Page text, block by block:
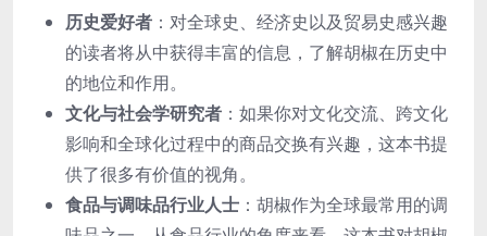
历史爱好者 ：对全球史、经济史以及贸易史感兴趣
的读者将从中获得丰富的信息，了解胡椒在历史中
的地位和作用。
文化与社会学研究者 ：如果你对文化交流、跨文化
影响和全球化过程中的商品交换有兴趣，这本书提
供了很多有价值的视角。
食品与调味品行业人士 ：胡椒作为全球最常用的调